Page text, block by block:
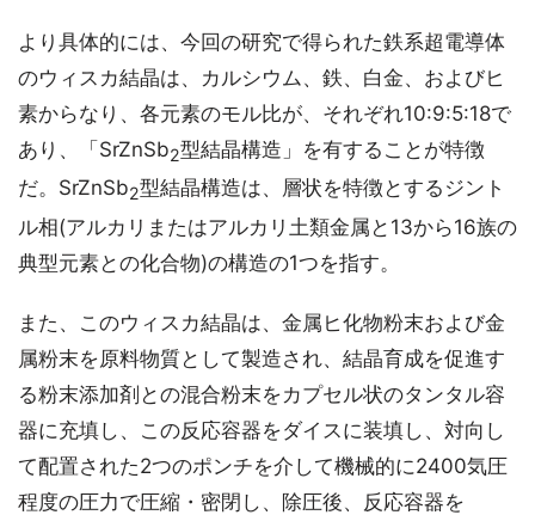
より具体的には、今回の研究で得られた鉄系超電導体
のウィスカ結晶は、カルシウム、鉄、白金、およびヒ
素からなり、各元素のモル比が、それぞれ10:9:5:18で
あり、「SrZnSb2型結晶構造」を有することが特徴
だ。SrZnSb2型結晶構造は、層状を特徴とするジント
ル相(アルカリまたはアルカリ土類金属と13から16族の
典型元素との化合物)の構造の1つを指す。
また、このウィスカ結晶は、金属ヒ化物粉末および金
属粉末を原料物質として製造され、結晶育成を促進す
る粉末添加剤との混合粉末をカプセル状のタンタル容
器に充填し、この反応容器をダイスに装填し、対向し
て配置された2つのポンチを介して機械的に2400気圧
程度の圧力で圧縮・密閉し、除圧後、反応容器を